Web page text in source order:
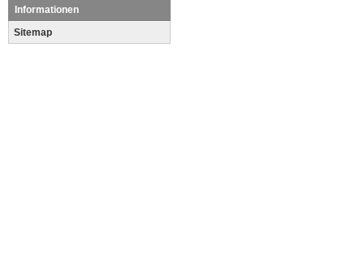
Informationen
Sitemap